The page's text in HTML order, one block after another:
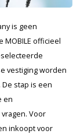
is geen
MOBILE officieel
vestiging worden
stap is een
en
Voor
inkoopt voor